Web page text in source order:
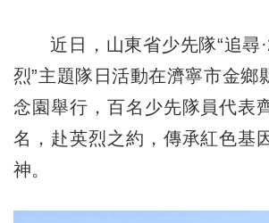
近日，山東省少先隊“追尋
烈”主題隊日活動在濟寧市金鄉
念園舉行，百名少先隊員代表
名，赴英烈之約，傳承紅色基
神。